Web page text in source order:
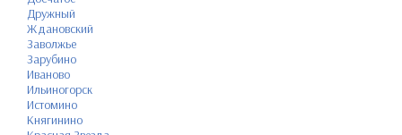
Дружный
Ждановский
Заволжье
Зарубино
Иваново
Ильиногорск
Истомино
Княгинино